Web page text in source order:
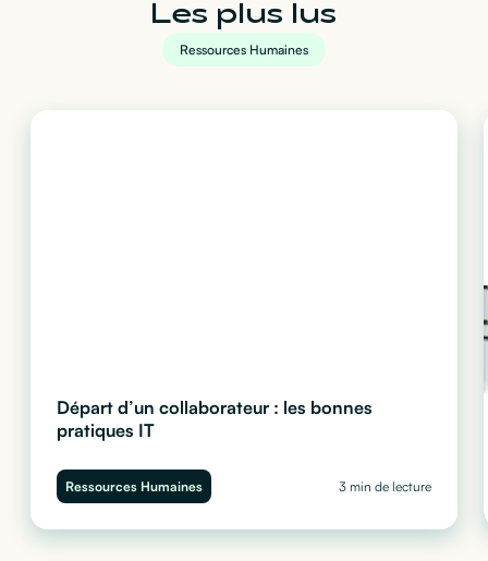
Les plus lus
Ressources Humaines
Départ d’un collaborateur : les bonnes
pratiques IT
Départ d’un collaborateur : découvrez les bonnes pratiques IT
pour sécuriser vos données, révoquer les accès et réattribuer le
matériel sans stress grâce à Cleaq.
Ressources Humaines 3 min de lecture